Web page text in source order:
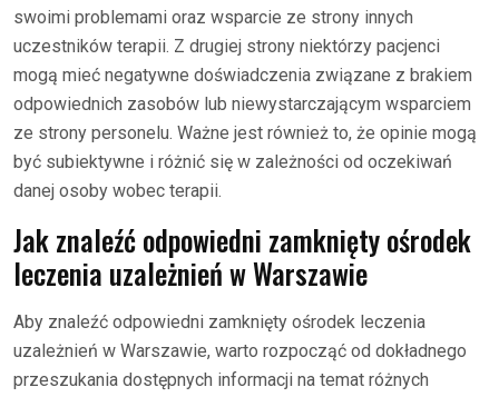
swoimi problemami oraz wsparcie ze strony innych
uczestników terapii. Z drugiej strony niektórzy pacjenci
mogą mieć negatywne doświadczenia związane z brakiem
odpowiednich zasobów lub niewystarczającym wsparciem
ze strony personelu. Ważne jest również to, że opinie mogą
być subiektywne i różnić się w zależności od oczekiwań
danej osoby wobec terapii.
Jak znaleźć odpowiedni zamknięty ośrodek
leczenia uzależnień w Warszawie
Aby znaleźć odpowiedni zamknięty ośrodek leczenia
uzależnień w Warszawie, warto rozpocząć od dokładnego
przeszukania dostępnych informacji na temat różnych